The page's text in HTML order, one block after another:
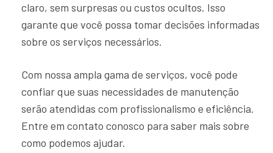
claro, sem surpresas ou custos ocultos. Isso
garante que você possa tomar decisões informadas
sobre os serviços necessários.
Com nossa ampla gama de serviços, você pode
confiar que suas necessidades de manutenção
serão atendidas com profissionalismo e eficiência.
Entre em contato conosco para saber mais sobre
como podemos ajudar.